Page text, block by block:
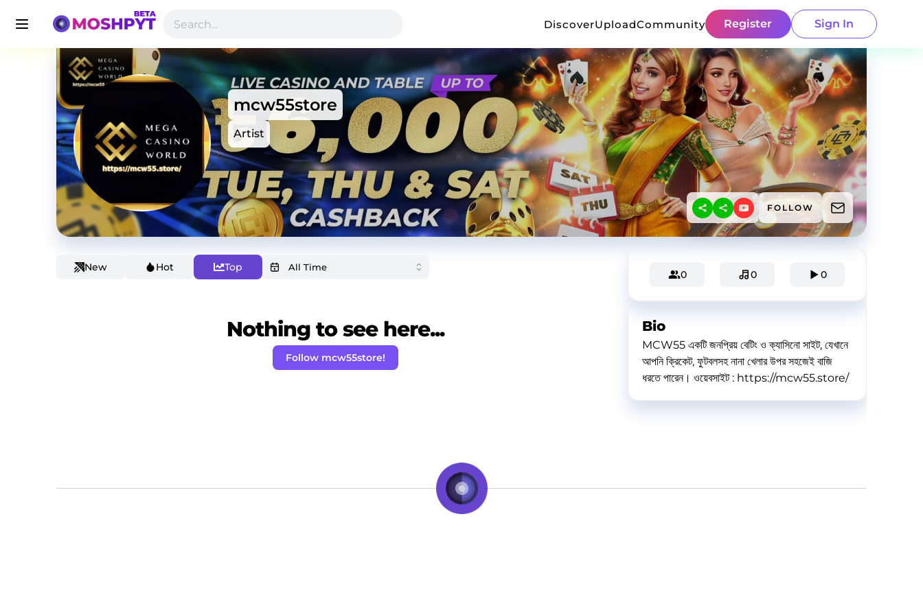
DiscoverUploadCommunity Register Sign In
mcw55store
Artist
FOLLOW
New Hot Top
Nothing to see here...
Follow mcw55store!
0 0 0
Bio
MCW55 একটি জনপ্রিয় বেটিং ও ক্যাসিনো সাইট, যেখানে
আপনি ক্রিকেট, ফুটবলসহ নানা খেলার উপর সহজেই বাজি
ধরতে পারেন। ওয়েবসাইট : https://mcw55.store/